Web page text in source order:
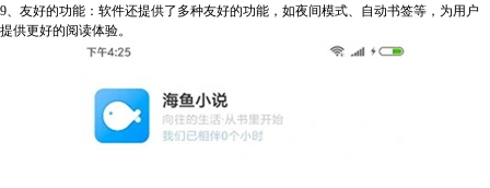
9、友好的功能： 软件还提供了多种友好的功能，如夜间模式、自动书签等，为用户
提供更好的阅读体验。